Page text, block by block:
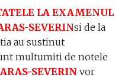
LA EXAMENUL
SEVERINsi de la
au sustinut
multumiti de notele
SEVERIN vor